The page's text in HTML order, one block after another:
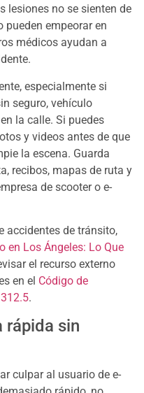
lesiones no se sienten de
pueden empeorar en
médicos ayudan a
especialmente si
seguro, vehículo
la calle. Si puedes
y videos antes de que
la escena. Guarda
recibos, mapas de ruta y
de scooter o e-
accidentes de tránsito,
en Los Ángeles: Lo Que
el recurso externo
en el Código de
.
rápida sin
culpar al usuario de e-